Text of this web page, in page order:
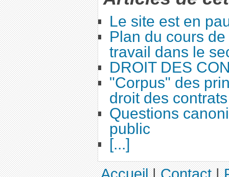
Le site est en
Plan du cours
travail dans le
DROIT DES
"Corpus" des
droit des
Questions
public
[...]